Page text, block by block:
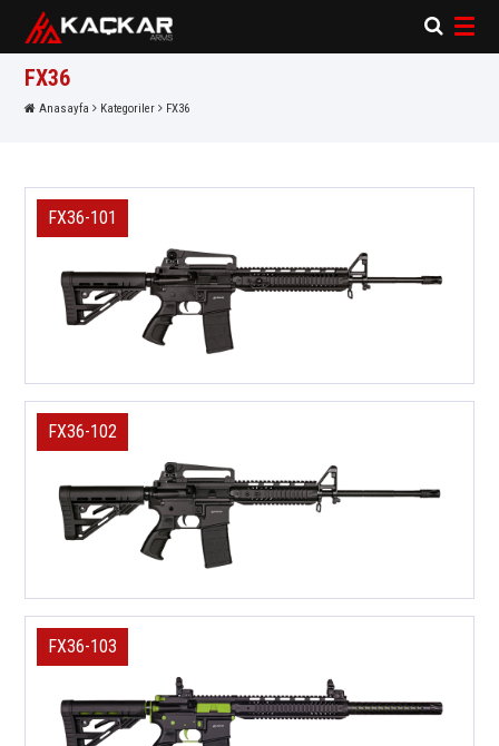
×
FX36
Anasayfa Kategoriler FX36
FX36-101
FX36-102
FX36-103
×